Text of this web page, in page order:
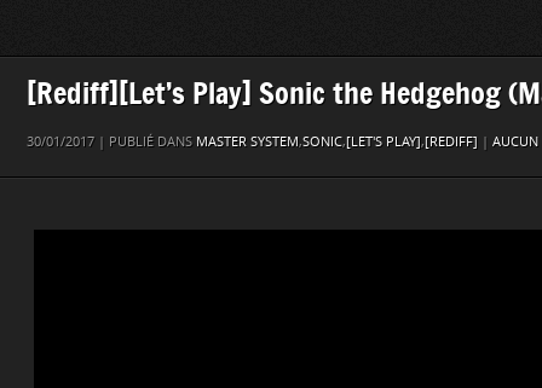
[Rediff][Let’s Play] Sonic the Hedgehog
30/01/2017 | PUBLIÉ DANS MASTER SYSTEM,SONIC,[LET'S PLAY],[REDIFF] AUCUN